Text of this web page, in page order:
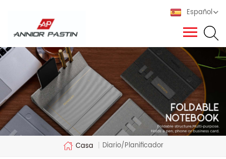
Español
Casa | Diario/Planificador